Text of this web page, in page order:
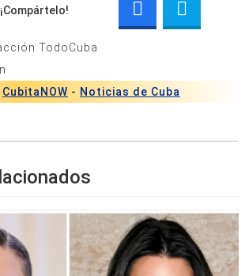
TodoCuba
CubitaNOW - Noticias de Cuba